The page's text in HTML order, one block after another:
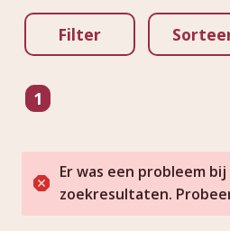
Filter
pagina
1
Er was een probleem
zoekresultaten.